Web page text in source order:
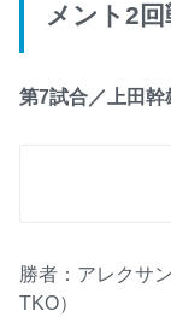
メント2回
第7試合／上田
勝者：アレクサ
TKO）